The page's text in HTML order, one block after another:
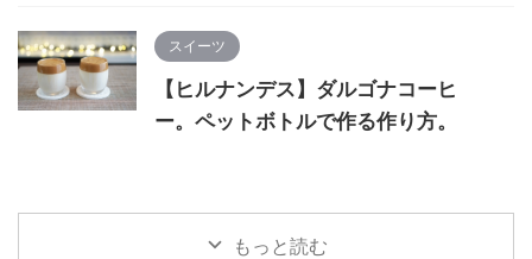
スイーツ
【ヒルナンデス】ダルゴナコーヒ
ー。ペットボトルで作る作り方。
もっと読む